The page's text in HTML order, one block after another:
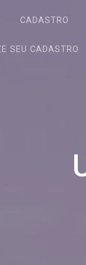
CADASTRO
SEU CADASTRO